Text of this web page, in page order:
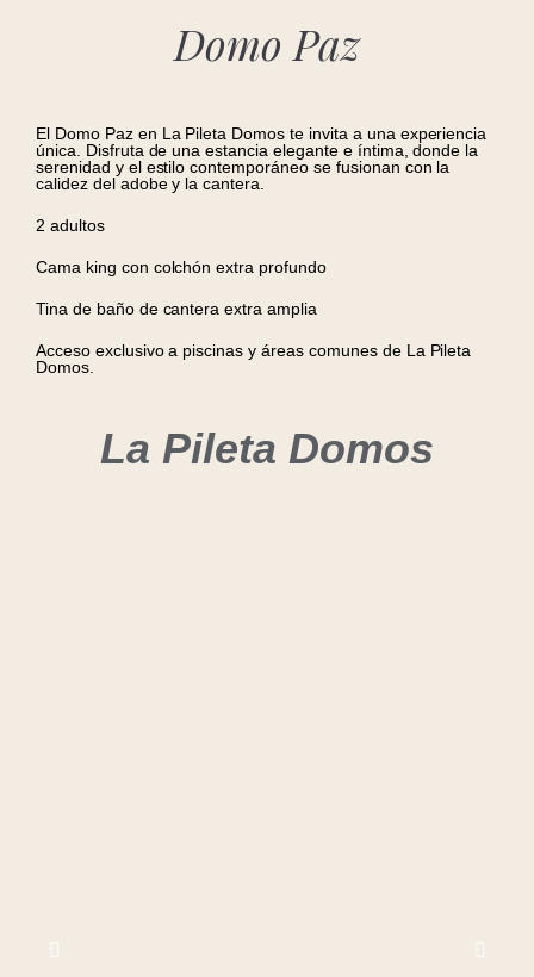
Domo Paz
El Domo Paz en La Pileta Domos te invita a una experiencia
única. Disfruta de una estancia elegante e íntima, donde la
serenidad y el estilo contemporáneo se fusionan con la
calidez del adobe y la cantera.
2 adultos
Cama king con colchón extra profundo
Tina de baño de cantera extra amplia
Acceso exclusivo a piscinas y áreas comunes de La Pileta
Domos.
La Pileta Domos